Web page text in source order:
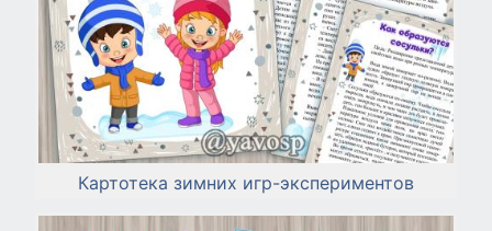
Картотека зимних игр-экспериментов